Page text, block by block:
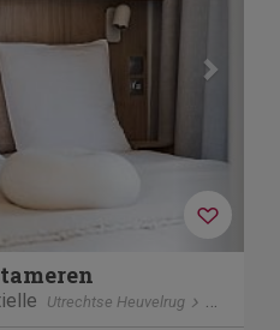
Utrechtse Heuvelrug Doorn